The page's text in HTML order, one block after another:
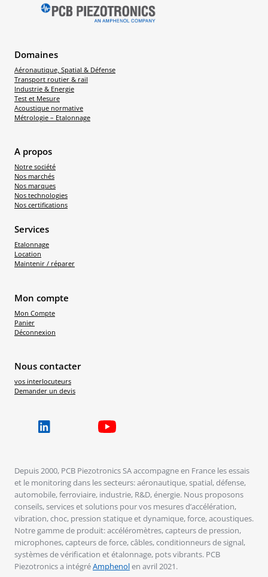
Domaines
Aéronautique, Spatial & Défense
Transport routier & rail
Industrie & Energie
Test et Mesure
Acoustique normative
Métrologie – Etalonnage
A propos
Notre société
Nos marchés
Nos marques
Nos technologies
Nos certifications
Services
Etalonnage
Location
Maintenir / réparer
Mon compte
Mon Compte
Panier
Déconnexion
Nous contacter
vos interlocuteurs
Demander un devis
Depuis 2000, PCB Piezotronics SA accompagne en France les essais
et le monitoring dans les secteurs: aéronautique, spatial, défense,
automobile, ferroviaire, industrie, R&D, énergie. Nous proposons
conseils, services et solutions pour vos mesures d’accélération,
vibration, choc, pression statique et dynamique, force, acoustiques.
Notre gamme de produit: accéléromètres, capteurs de pression,
microphones, capteurs de force, câbles, conditionneurs de signal,
systèmes de vérification et étalonnage, pots vibrants. PCB
Piezotronics a intégréAmphenolen avril 2021.